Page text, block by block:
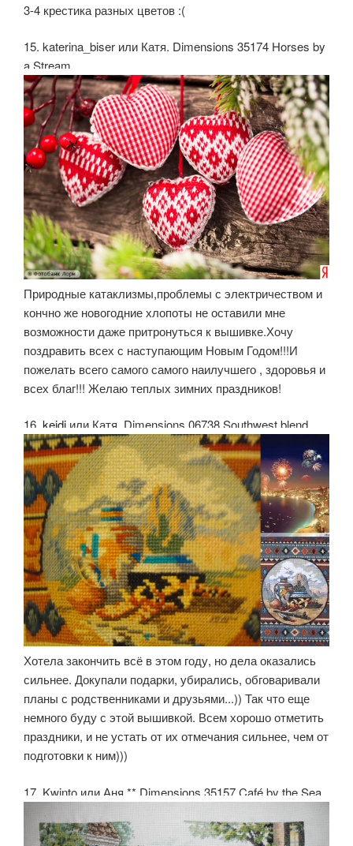
3-4 крестика разных цветов :(
15. katerina_biser или Катя. Dimensions 35174 Horses by
a Stream.
Природные катаклизмы,проблемы с электричеством и
кончно же новогодние хлопоты не оставили мне
возможности даже притронуться к вышивке.Хочу
поздравить всех с наступающим Новым Годом!!!И
пожелать всего самого самого наилучшего , здоровья и
всех благ!!! Желаю теплых зимних праздников!
16. keidi или Катя. Dimensions 06738 Southwest blend.
Хотела закончить всё в этом году, но дела оказались
сильнее. Докупали подарки, убирались, обговаривали
планы с родственниками и друзьями...)) Так что еще
немного буду с этой вышивкой. Всем хорошо отметить
праздники, и не устать от их отмечания сильнее, чем от
подготовки к ним)))
17. Kwinto или Аня.** Dimensions 35157 Café by the Sea.